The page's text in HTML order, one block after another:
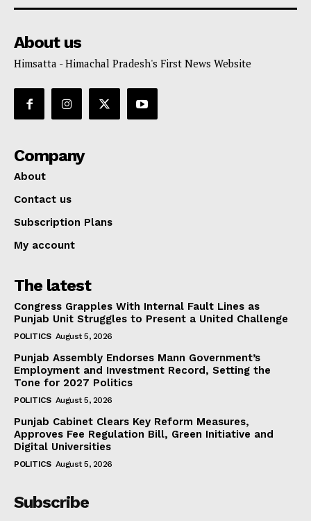
About us
Himsatta - Himachal Pradesh's First News Website
Company
About
Contact us
Subscription Plans
My account
The latest
Congress Grapples With Internal Fault Lines as
Punjab Unit Struggles to Present a United Challenge
POLITICS August 5, 2026
Punjab Assembly Endorses Mann Government’s
Employment and Investment Record, Setting the
Tone for 2027 Politics
POLITICS August 5, 2026
Punjab Cabinet Clears Key Reform Measures,
Approves Fee Regulation Bill, Green Initiative and
Digital Universities
POLITICS August 5, 2026
Subscribe